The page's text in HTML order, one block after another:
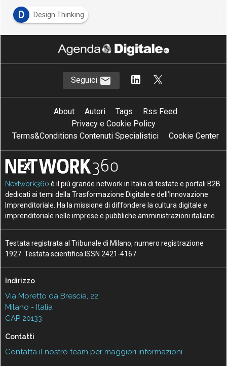
D Design Thinking
Seguici
About Autori Tags
Rss Feed
Privacy e Cookie Policy
Terms&Conditions Contenuti Specialistici
Cookie Center
Nextwork360 è il più grande network in Italia di testate e portali B2B
dedicati ai temi della Trasformazione Digitale e dell’Innovazione
Imprenditoriale. Ha la missione di diffondere la cultura digitale e
imprenditoriale nelle imprese e pubbliche amministrazioni italiane.
Testata registrata al Tribunale di Milano, numero registrazione
1927. Testata scientifica ISSN 2421-4167
Indirizzo
Via Moretto da Brescia, 22
Milano - Italia
CAP 20133
Contatti
Contatta il nostro team per maggiori informazioni